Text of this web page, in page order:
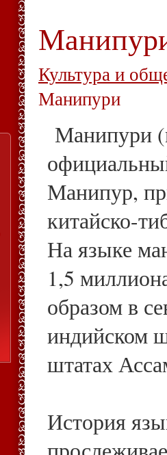
Культура и
Манипури
Манипури
Манипур,
китайско-
На языке
1,5
образом в
индийском
штатах
История